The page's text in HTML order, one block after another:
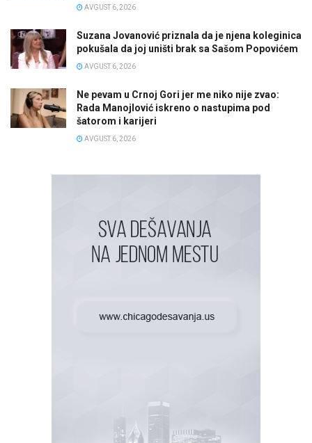
AVGUST 6, 2026
Suzana Jovanović priznala da je njena koleginica
pokušala da joj uništi brak sa Sašom Popovićem
AVGUST 6, 2026
Ne pevam u Crnoj Gori jer me niko nije zvao:
Rada Manojlović iskreno o nastupima pod
šatorom i karijeri
AVGUST 6, 2026